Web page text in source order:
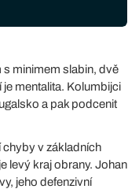
minimem slabin, dvě
je mentalita. Kolumbijci
a pak podcenit
chyby v základních
levý kraj obrany. Johan
jeho defenzivní